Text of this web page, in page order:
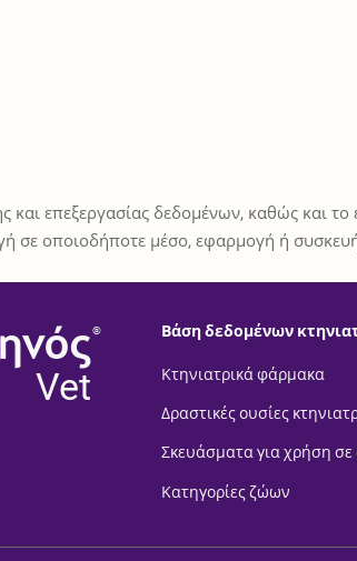
επεξεργασίας δεδομένων, καθώς και
σε οποιοδήποτε μέσο, εφαρμογή ή
®
Vet
Βάση δεδομένων
Κτηνιατρικά φάρμακα
Δραστικές ουσίες
Σκευάσματα για χρήση σε
Κατηγορίες ζώων